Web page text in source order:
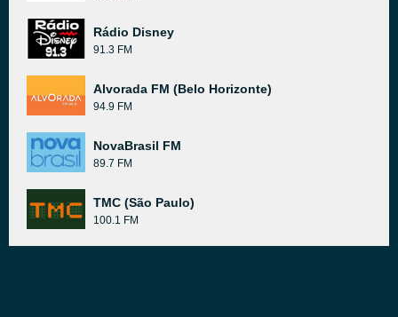
Rádio Disney
91.3 FM
Alvorada FM (Belo Horizonte)
94.9 FM
NovaBrasil FM
89.7 FM
TMC (São Paulo)
100.1 FM